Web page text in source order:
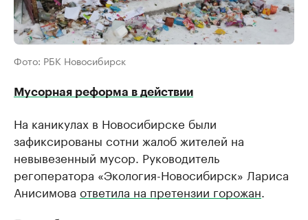
Фото: РБК Новосибирск
Мусорная реформа в действии
На каникулах в Новосибирске были
зафиксированы сотни жалоб жителей на
невывезенный мусор. ​Руководитель
регоператора «Экология-Новосибирск» Лариса
Анисимова ответила на претензии горожан